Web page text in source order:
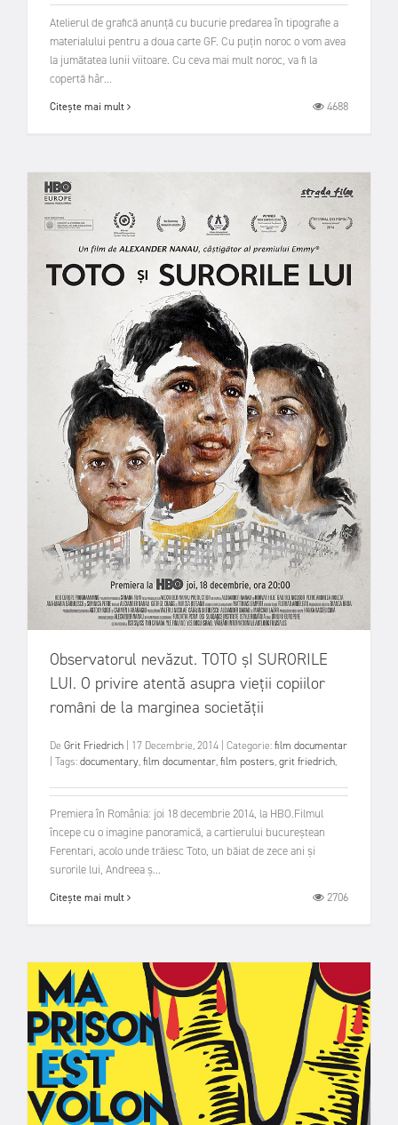
Atelierul de grafică anunță cu bucurie predarea în tipografie a
materialului pentru a doua carte GF. Cu puțin noroc o vom avea
la jumătatea lunii viitoare. Cu ceva mai mult noroc, va fi la
copertă hâr...
Citește mai mult 4688
Observatorul nevăzut. TOTO șI SURORILE
LUI. O privire atentă asupra vieții copiilor
români de la marginea societății
De Grit Friedrich 17 Decembrie, 2014 Categorie:film documentar
Tags:documentary,film documentar,film posters,grit friedrich,
Premiera în România: joi 18 decembrie 2014, la HBO.Filmul
începe cu o imagine panoramică, a cartierului bucureștean
Ferentari, acolo unde trăiesc Toto, un băiat de zece ani și
surorile lui, Andreea ș...
Citește mai mult 2706